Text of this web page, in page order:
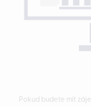
Pokud budete mít